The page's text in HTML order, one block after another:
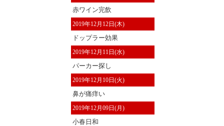
赤ワイン完飲
2019年12月12日(木)
ドップラー効果
2019年12月11日(水)
パーカー探し
2019年12月10日(火)
鼻が痛痒い
2019年12月09日(月)
小春日和